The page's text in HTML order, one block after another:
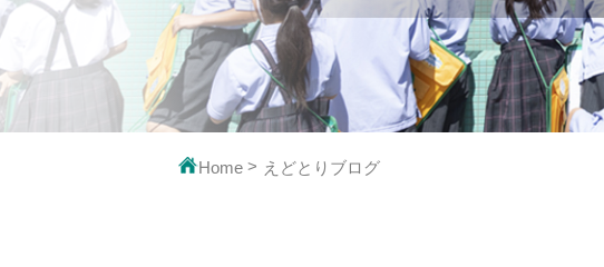
子どもたちの声
映像で見るえどとり小
教科の紹介
Home えどとりブログ